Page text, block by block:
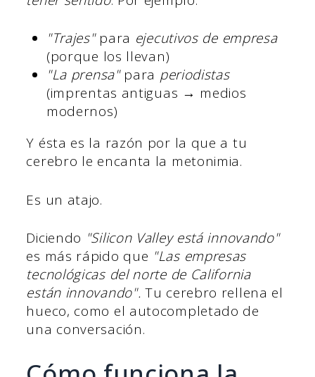
"Trajes"para ejecutivos de empresa
(porque los llevan)
"La prensa"para periodistas
(imprentas antiguas → medios
modernos)
Y ésta es la razón por la que a tu
cerebro le encanta la metonimia.
Es un atajo.
Diciendo "Silicon Valley está innovando"
es más rápido que "Las empresas
tecnológicas del norte de California
están innovando". Tu cerebro rellena el
hueco, como el autocompletado de
una conversación.